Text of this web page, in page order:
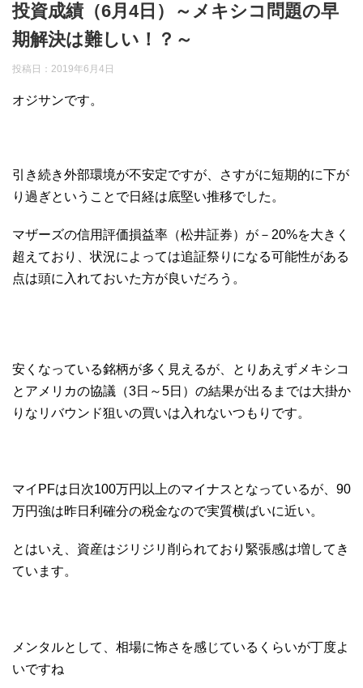
投資成績（6月4日）～メキシコ問題の早
期解決は難しい！？～
投稿日： 2019年6月4日
オジサンです。
引き続き外部環境が不安定ですが、さすがに短期的に下が
り過ぎということで日経は底堅い推移でした。
マザーズの信用評価損益率（松井証券）が－20%を大きく
超えており、状況によっては追証祭りになる可能性がある
点は頭に入れておいた方が良いだろう。
安くなっている銘柄が多く見えるが、とりあえずメキシコ
とアメリカの協議（3日～5日）の結果が出るまでは大掛か
りなリバウンド狙いの買いは入れないつもりです。
マイPFは日次100万円以上のマイナスとなっているが、90
万円強は昨日利確分の税金なので実質横ばいに近い。
とはいえ、資産はジリジリ削られており緊張感は増してき
ています。
メンタルとして、相場に怖さを感じているくらいが丁度よ
いですね